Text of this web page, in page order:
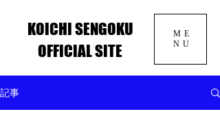
ME
NU
KOICHI SENGOKU
OFFICIAL SITE
記事